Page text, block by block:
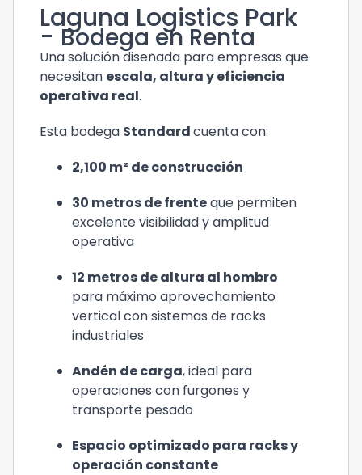
Laguna Logistics Park
-Bodega en Renta
Una solución diseñada para empresas que
necesitan escala, altura y eficiencia
operativa real.
Esta bodega Standardcuenta con:
2,100 m² de construcción
30 metros de frenteque permiten
excelente visibilidad y amplitud
operativa
12 metros de altura al hombro
para máximo aprovechamiento
vertical con sistemas de racks
industriales
Andén de carga, ideal para
operaciones con furgones y
transporte pesado
Espacio optimizado para racks y
operación constante